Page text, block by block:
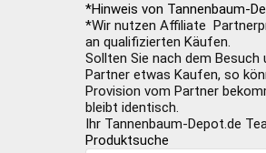
*Hinweis von Tannenbaum-
*Wir nutzen Affiliate
an qualifizierten Käufen.
Sollten Sie nach dem Besuch
Partner etwas Kaufen, so
Provision vom Partner
bleibt identisch.
Ihr Tannenbaum-Depot.de
Produktsuche